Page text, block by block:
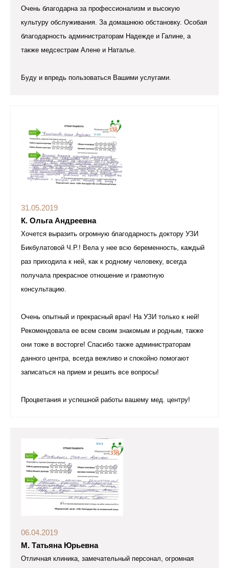
Очень благодарна за профессионализм и высокую
культуру обслуживания. За домашнюю обстановку. Особая
благодарность администраторам Надежде и Галине, а
также медсестрам Алене и Наталье.
Буду и впредь пользоваться Вашими услугами.
31.05.2019
К. Ольга Андреевна
Хочется выразить огромную благодарность доктору УЗИ
Бикбулатовой Ч.Р.! Вела у нее всю беременность, каждый
раз приходила к ней, как к родному человеку, всегда
получала прекрасное отношение и грамотную
консультацию.
Очень опытный и прекрасный врач! На УЗИ только к ней!
Рекомендовала ее всем своим знакомым и родным, также
они тоже в восторге! Спасибо также администраторам
данного центра, всегда вежливо и спокойно помогают
записаться на прием и решить все вопросы!
Процветания и успешной работы вашему мед. центру!
06.04.2019
М. Татьяна Юрьевна
Отличная клиника, замечательный персонал, огромная